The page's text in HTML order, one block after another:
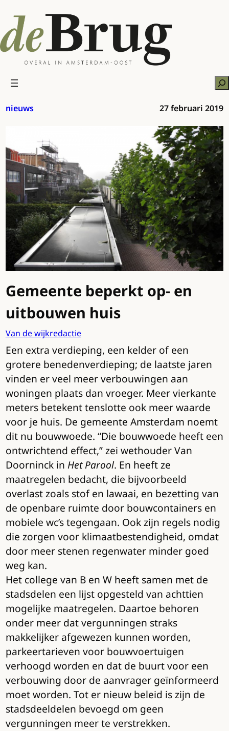
naar
de
inhoud
nieuws 27 februari 2019
Gemeente beperkt op- en
uitbouwen huis
Van de wijkredactie
Een extra verdieping, een kelder of een
grotere benedenverdieping; de laatste jaren
vinden er veel meer verbouwingen aan
woningen plaats dan vroeger. Meer vierkante
meters betekent tenslotte ook meer waarde
voor je huis. De gemeente Amsterdam noemt
dit nu bouwwoede. “Die bouwwoede heeft een
ontwrichtend effect,” zei wethouder Van
Doorninck in Het Parool. En heeft ze
maatregelen bedacht, die bijvoorbeeld
overlast zoals stof en lawaai, en bezetting van
de openbare ruimte door bouwcontainers en
mobiele wc’s tegengaan. Ook zijn regels nodig
die zorgen voor klimaatbestendigheid, omdat
door meer stenen regenwater minder goed
weg kan.
Het college van B en W heeft samen met de
stadsdelen een lijst opgesteld van achttien
mogelijke maatregelen. Daartoe behoren
onder meer dat vergunningen straks
makkelijker afgewezen kunnen worden,
parkeertarieven voor bouwvoertuigen
verhoogd worden en dat de buurt voor een
verbouwing door de aanvrager geïnformeerd
moet worden. Tot er nieuw beleid is zijn de
stadsdeeldelen bevoegd om geen
vergunningen meer te verstrekken.